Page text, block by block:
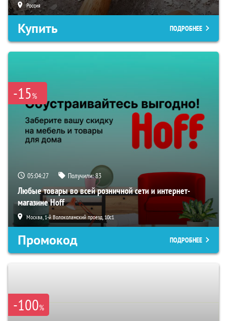
Россия
Купить ПОДРОБНЕЕ
-15%
05:04:26 Получили:83
Любые товары во всей розничной сети и интернет-
магазине Hoff
Москва, 1-й Волоколамский проезд, 10с1
Промокод ПОДРОБНЕЕ
-100%